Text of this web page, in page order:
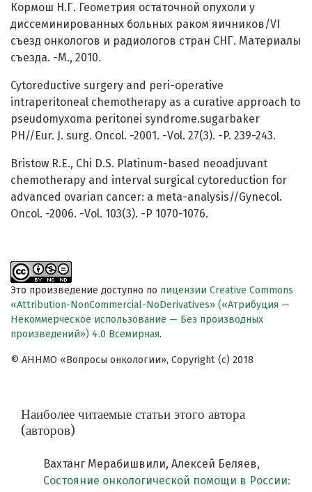
Кормош Н.Г. Геометрия остаточной опухоли у
диссеминированных больных раком яичников/VI
съезд онкологов и радиологов стран СНГ. Материалы
съезда. -M., 2010.
Cytoreductive surgery and peri-operative
intraperitoneal chemotherapy as a curative approach to
pseudomyxoma peritonei syndrome.sugarbaker
PH//Eur. J. surg. Oncol. -2001. -Vol. 27(3). -P. 239-243.
Bristow R.E., Chi D.S. Platinum-based neoadjuvant
chemotherapy and interval surgical cytoreduction for
advanced ovarian cancer: a meta-analysis//Gynecol.
Oncol. -2006. -Vol. 103(3). -P 1070-1076.
Это произведение доступно по лицензии Creative Commons
«Attribution-NonCommercial-NoDerivatives» («Атрибуция —
Некоммерческое использование — Без производных
произведений») 4.0 Всемирная.
© АННМО «Вопросы онкологии», Copyright (c) 2018
Наиболее читаемые статьи этого автора
(авторов)
Вахтанг Мерабишвили, Алексей Беляев,
Состояние онкологической помощи в России: